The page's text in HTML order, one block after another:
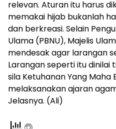
relevan. Aturan itu harus
memakai hijab bukanlah
dan berkreasi. Selain
Ulama (PBNU), Majelis
mendesak agar larangan
Larangan seperti itu dinilai
sila Ketuhanan Yang Maha
melaksanakan ajaran
Jelasnya. (Ali)